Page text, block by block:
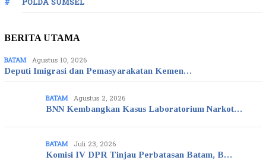
BERITA UTAMA
BATAM Agustus 10, 2026
Deputi Imigrasi dan Pemasyarakatan Kemen…
BATAM Agustus 2, 2026
BNN Kembangkan Kasus Laboratorium Narkot…
BATAM Juli 23, 2026
Komisi IV DPR Tinjau Perbatasan Batam, B…